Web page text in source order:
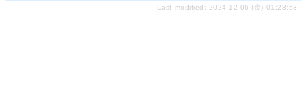
Last-modified: 2024-12-06 (金) 01:28:53